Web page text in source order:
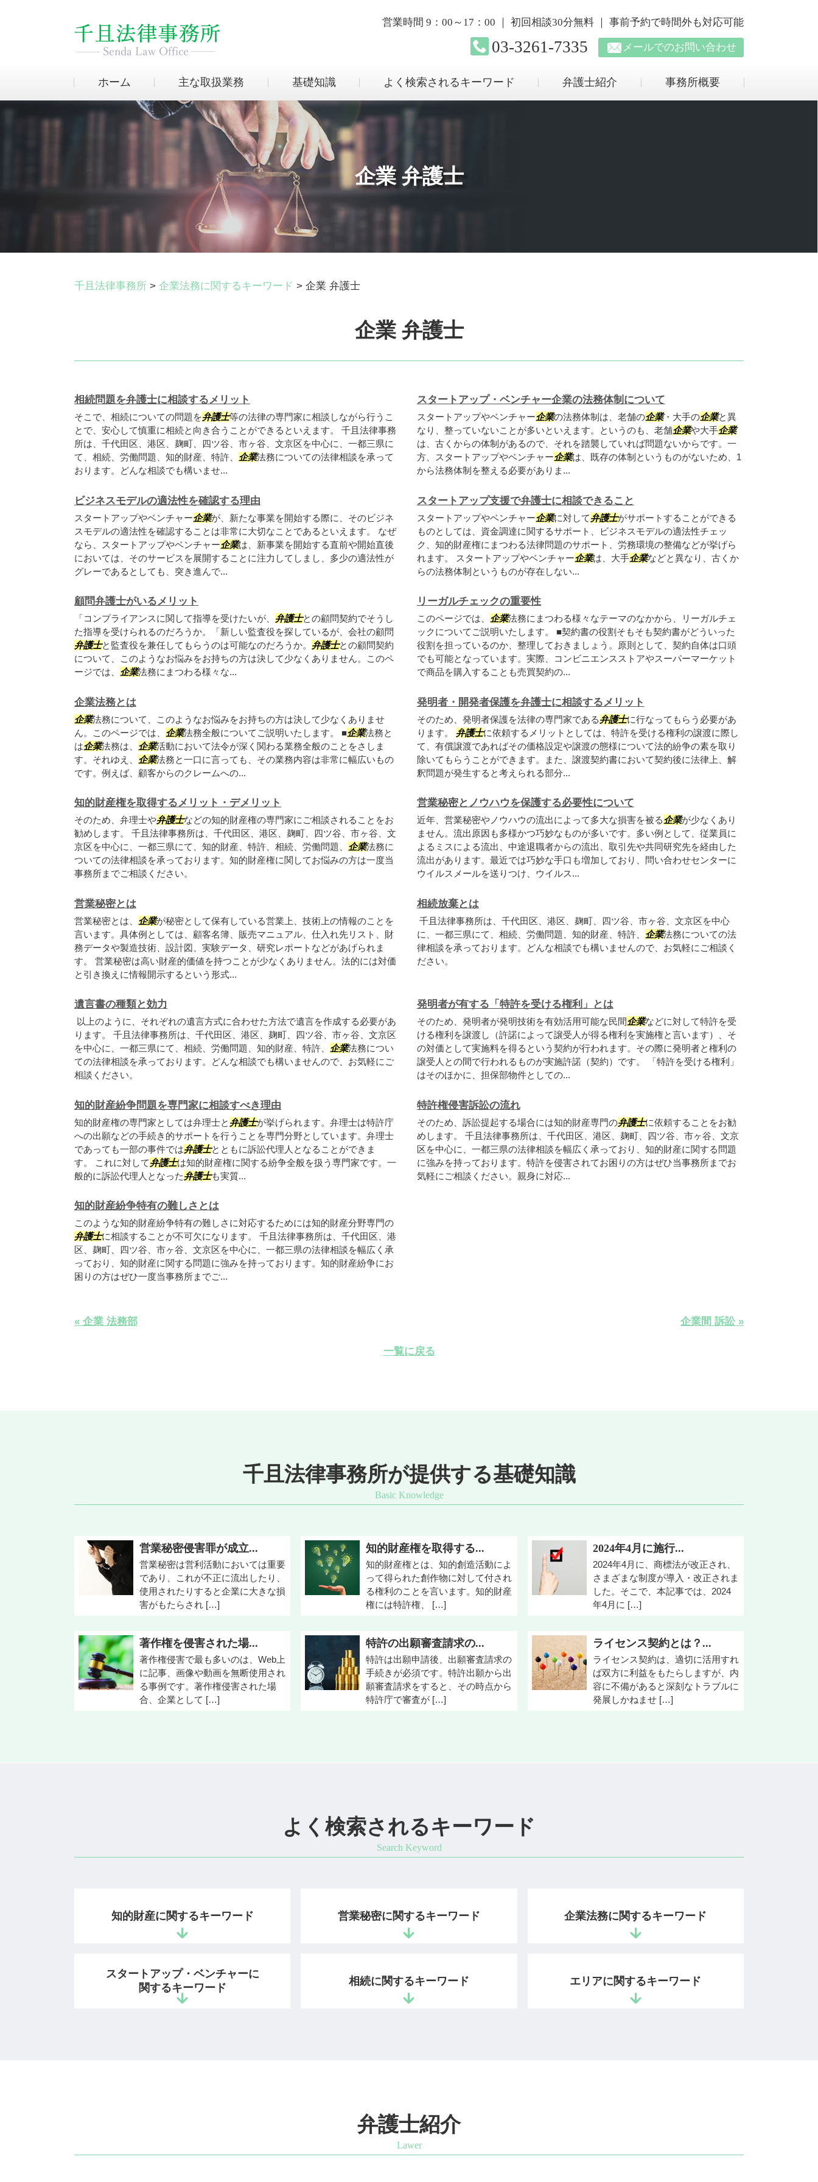
企業 弁護士
営業時間 9：00～17：00 ｜ 初回相談30分無料 ｜ 事前予約で時間外も対応可能
03-3261-7335 メールでのお問い合わせ
ホーム 主な取扱業務 基礎知識 よく検索されるキーワード 弁護士紹介 事務所概要
千且法律事務所 > 企業法務に関するキーワード > 企業 弁護士
企業 弁護士
相続問題を弁護士に相談するメリット
そこで、相続についての問題を弁護士等の法律の専門家に相談しながら行うこ
とで、安心して慎重に相続と向き合うことができるといえます。 千且法律事務
所は、千代田区、港区、麹町、四ツ谷、市ヶ谷、文京区を中心に、一都三県に
て、相続、労働問題、知的財産、特許、 企業法務についての法律相談を承って
おります。どんな相談でも構いませ...
スタートアップ・ベンチャー企業の法務体制について
スタートアップやベンチャー企業の法務体制は、老舗の企業・大手の企業と異
なり、整っていないことが多いといえます。というのも、老舗企業や大手企業
は、古くからの体制があるので、それを踏襲していれば問題ないからです。一
方、スタートアップやベンチャー企業は、既存の体制というものがないため、1
から法務体制を整える必要がありま...
ビジネスモデルの適法性を確認する理由
スタートアップやベンチャー企業が、新たな事業を開始する際に、そのビジネ
スモデルの適法性を確認することは非常に大切なことであるといえます。 なぜ
なら、スタートアップやベンチャー企業は、新事業を開始する直前や開始直後
においては、そのサービスを展開することに注力してしまし、多少の適法性が
グレーであるとしても、突き進んで...
スタートアップ支援で弁護士に相談できること
スタートアップやベンチャー企業に対して弁護士がサポートすることができる
ものとしては、資金調達に関するサポート、ビジネスモデルの適法性チェッ
ク、知的財産権にまつわる法律問題のサポート、労務環境の整備などが挙げら
れます。 スタートアップやベンチャー企業は、大手企業などと異なり、古くか
らの法務体制というものが存在しない...
顧問弁護士がいるメリット
「コンプライアンスに関して指導を受けたいが、 弁護士との顧問契約でそうし
た指導を受けられるのだろうか。「新しい監査役を探しているが、会社の顧問
弁護士と監査役を兼任してもらうのは可能なのだろうか。 弁護士との顧問契約
について、このようなお悩みをお持ちの方は決して少なくありません。このペ
ージでは、 企業法務にまつわる様々な...
リーガルチェックの重要性
このページでは、 企業法務にまつわる様々なテーマのなかから、リーガルチェ
ックについてご説明いたします。 ■契約書の役割そもそも契約書がどういった
役割を担っているのか、整理しておきましょう。原則として、契約自体は口頭
でも可能となっています。実際、コンビニエンスストアやスーパーマーケット
で商品を購入することも売買契約の...
企業法務とは
企業法務について、このようなお悩みをお持ちの方は決して少なくありませ
ん。このページでは、 企業法務全般についてご説明いたします。 ■企業法務と
は企業法務は、 企業活動において法令が深く関わる業務全般のことをさしま
す。それゆえ、 企業法務と一口に言っても、その業務内容は非常に幅広いもの
です。例えば、顧客からのクレームへの...
発明者・開発者保護を弁護士に相談するメリット
そのため、発明者保護を法律の専門家である弁護士に行なってもらう必要があ
ります。 弁護士に依頼するメリットとしては、特許を受ける権利の譲渡に際し
て、有償譲渡であればその価格設定や譲渡の態様について法的紛争の素を取り
除いてもらうことができます。また、譲渡契約書において契約後に法律上、解
釈問題が発生すると考えられる部分...
知的財産権を取得するメリット・デメリット
そのため、弁理士や弁護士などの知的財産権の専門家にご相談されることをお
勧めします。 千且法律事務所は、千代田区、港区、麹町、四ツ谷、市ヶ谷、文
京区を中心に、一都三県にて、知的財産、特許、相続、労働問題、 企業法務に
ついての法律相談を承っております。知的財産権に関してお悩みの方は一度当
事務所までご相談ください。
営業秘密とノウハウを保護する必要性について
近年、営業秘密やノウハウの流出によって多大な損害を被る企業が少なくあり
ません。流出原因も多様かつ巧妙なものが多いです。多い例として、従業員に
よるミスによる流出、中途退職者からの流出、取引先や共同研究先を経由した
流出があります。最近では巧妙な手口も増加しており、問い合わせセンターに
ウイルスメールを送りつけ、ウイルス...
営業秘密とは
営業秘密とは、 企業が秘密として保有している営業上、技術上の情報のことを
言います。具体例としては、顧客名簿、販売マニュアル、仕入れ先リスト、財
務データや製造技術、設計図、実験データ、研究レポートなどがあげられま
す。 営業秘密は高い財産的価値を持つことが少なくありません。法的には対価
と引き換えに情報開示するという形式...
相続放棄とは
千且法律事務所は、千代田区、港区、麹町、四ツ谷、市ヶ谷、文京区を中心
に、一都三県にて、相続、労働問題、知的財産、特許、 企業法務についての法
律相談を承っております。どんな相談でも構いませんので、お気軽にご相談く
ださい。
遺言書の種類と効力
以上のように、それぞれの遺言方式に合わせた方法で遺言を作成する必要があ
ります。 千且法律事務所は、千代田区、港区、麹町、四ツ谷、市ヶ谷、文京区
を中心に、一都三県にて、相続、労働問題、知的財産、特許、 企業法務につい
ての法律相談を承っております。どんな相談でも構いませんので、お気軽にご
相談ください。
発明者が有する「特許を受ける権利」とは
そのため、発明者が発明技術を有効活用可能な民間企業などに対して特許を受
ける権利を譲渡し（許諾によって譲受人が得る権利を実施権と言います）、そ
の対価として実施料を得るという契約が行われます。その際に発明者と権利の
譲受人との間で行われるものが実施許諾（契約）です。 「特許を受ける権利」
はそのほかに、担保部物件としての...
知的財産紛争問題を専門家に相談すべき理由
知的財産権の専門家としては弁理士と 弁護士が挙げられます。弁理士は特許庁
への出願などの手続き的サポートを行うことを専門分野としています。弁理士
であっても一部の事件では弁護士とともに訴訟代理人となることができま
す。 これに対して弁護士は知的財産権に関する紛争全般を扱う専門家です。一
般的に訴訟代理人となった弁護士も実質...
特許権侵害訴訟の流れ
そのため、訴訟提起する場合には知的財産専門の弁護士に依頼することをお勧
めします。 千且法律事務所は、千代田区、港区、麹町、四ツ谷、市ヶ谷、文京
区を中心に、一都三県の法律相談を幅広く承っており、知的財産に関する問題
に強みを持っております。特許を侵害されてお困りの方はぜひ当事務所までお
気軽にご相談ください。親身に対応...
知的財産紛争特有の難しさとは
このような知的財産紛争特有の難しさに対応するためには知的財産分野専門の
弁護士に相談することが不可欠になります。 千且法律事務所は、千代田区、港
区、麹町、四ツ谷、市ヶ谷、文京区を中心に、一都三県の法律相談を幅広く承
っており、知的財産に関する問題に強みを持っております。知的財産紛争にお
困りの方はぜひ一度当事務所までご...
« 企業 法務部 企業間 訴訟 »
一覧に戻る
千且法律事務所が提供する基礎知識
営業秘密侵害罪が成立...
営業秘密は営利活動においては重要
であり、これが不正に流出したり、
使用されたりすると企業に大きな損
害がもたらされ […]
知的財産権を取得する...
知的財産権とは、知的創造活動によ
って得られた創作物に対して付され
る権利のことを言います。知的財産
権には特許権、 […]
2024年4月に施行...
2024年4月に、商標法が改正され、
さまざまな制度が導入・改正されま
した。そこで、本記事では、2024
年4月に […]
著作権を侵害された場...
著作権侵害で最も多いのは、Web上
に記事、画像や動画を無断使用され
る事例です。著作権侵害された場
合、企業として […]
特許の出願審査請求の...
特許は出願申請後、出願審査請求の
手続きが必須です。特許出願から出
願審査請求をすると、その時点から
特許庁で審査が […]
ライセンス契約とは？...
ライセンス契約は、適切に活用すれ
ば双方に利益をもたらしますが、内
容に不備があると深刻なトラブルに
発展しかねませ […]
よく検索されるキーワード
知的財産に関するキーワード
特許権 存続期間
商標 登録証
意匠権 事例
営業秘密に関するキーワード
営業秘密 侵害
不正競争防止法 違反
不正競争防止法 非公知性
秘密保持命令 営業秘密
ノウハウ 営業秘密
情報漏洩 損害賠償
企業法務に関するキーワード
残業 問題
顧問弁護士 法律事務所
債権 未回収
スタートアップ・ベンチャーに
関するキーワード
相続に関するキーワード
不動産 遺産分割協議 書
法定相続人 順位
公正証書遺言 効力 遺留分
エリアに関するキーワード
弁護士紹介